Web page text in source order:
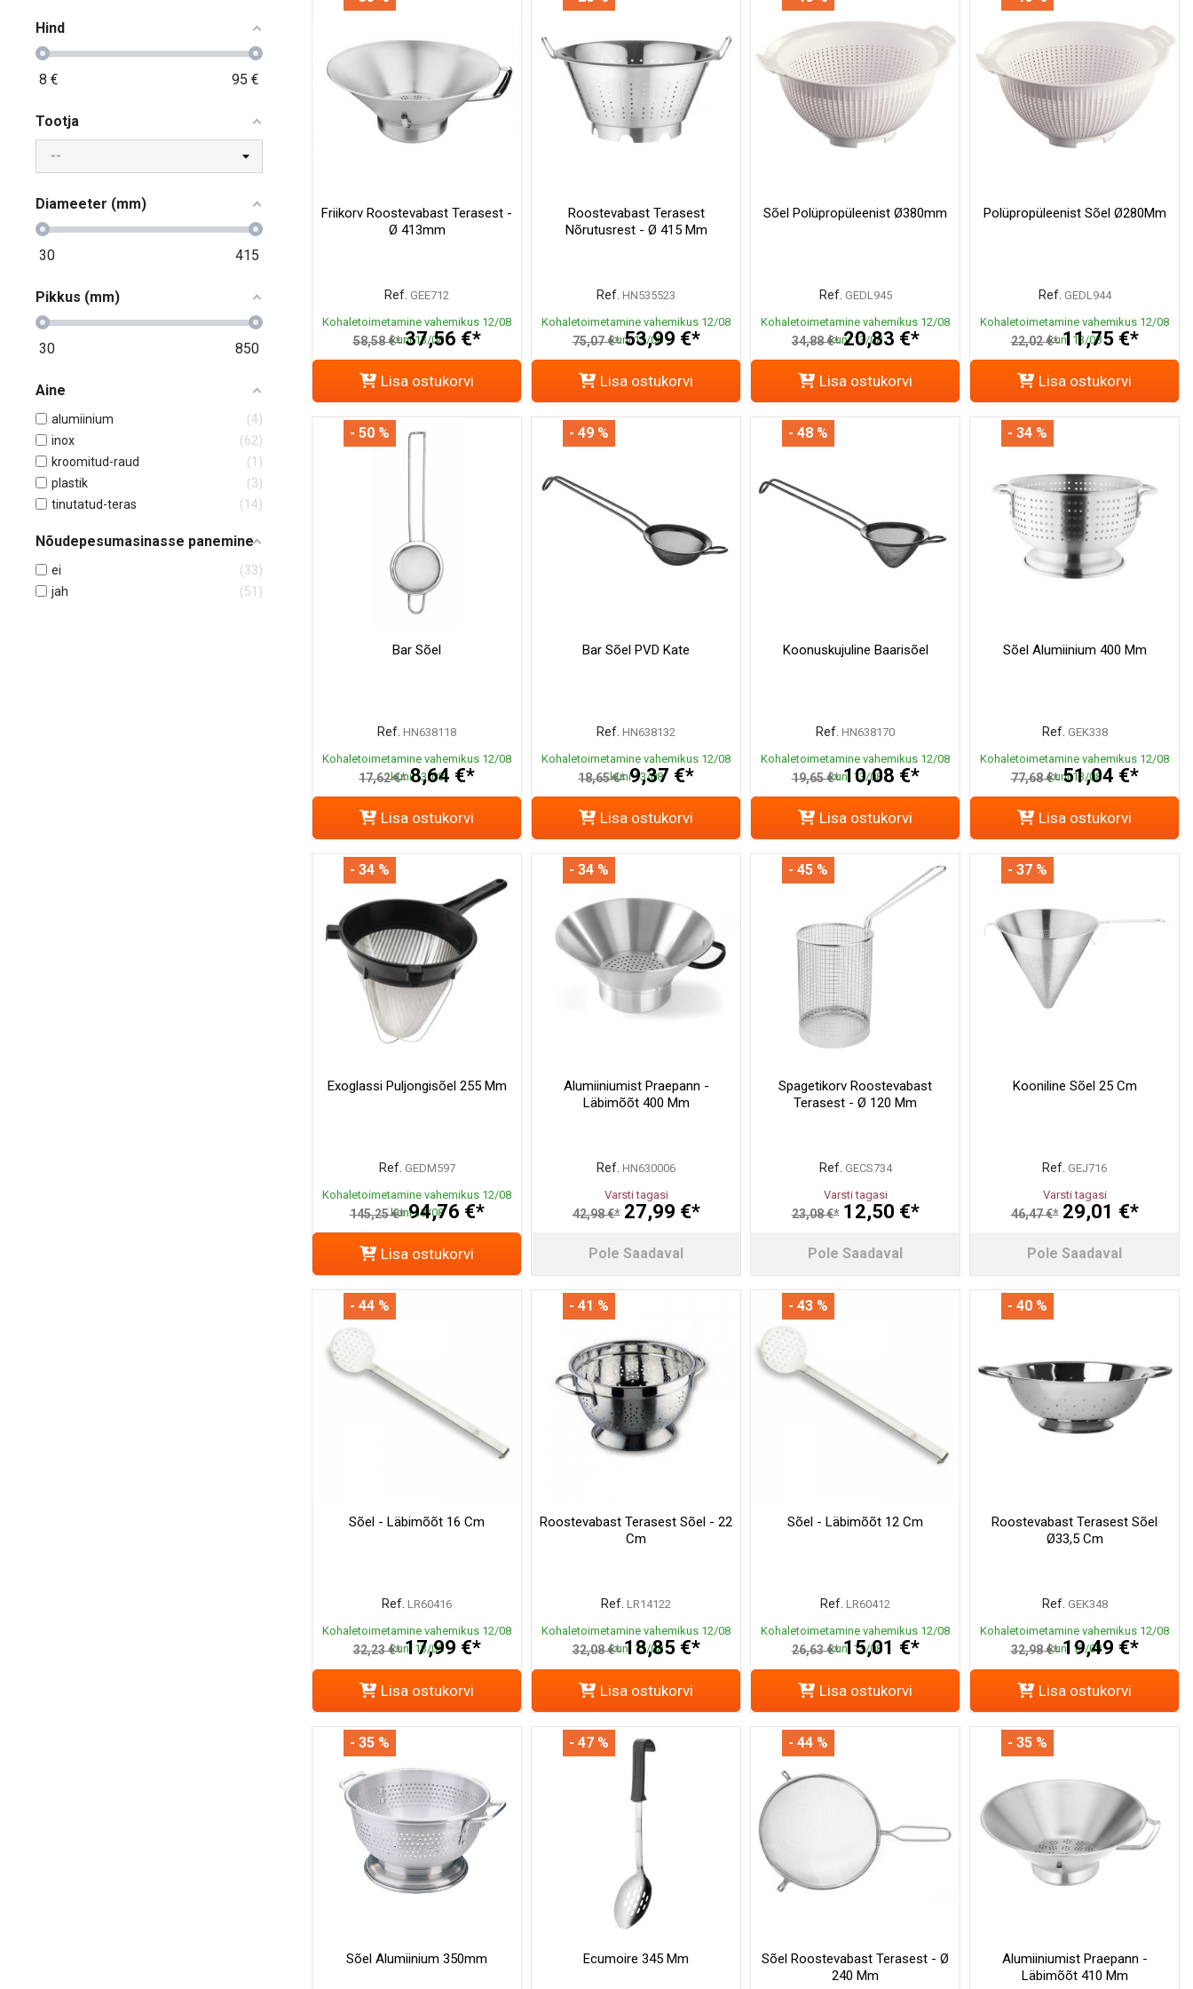
Hind
8 € 95 €
Tootja
Diameeter (mm)
30 415
Pikkus (mm)
30 850
Aine
alumiinium
4
inox
62
kroomitud-raud
1
plastik
3
tinutatud-teras
14
Nõudepesumasinasse panemine
ei
33
jah
51
Friikorv Roostevabast Terasest -
Ø 413mm
Ref. GEE712
Kohaletoimetamine vahemikus 12/08
kuni 13/08
58,58 €* 37,56 €*
Lisa ostukorvi
Roostevabast Terasest
Nõrutusrest - Ø 415 Mm
Ref. HN535523
Kohaletoimetamine vahemikus 12/08
kuni 13/08
75,07 €* 53,99 €*
Lisa ostukorvi
Sõel Polüpropüleenist Ø380mm
Ref. GEDL945
Kohaletoimetamine vahemikus 12/08
kuni 13/08
34,88 €* 20,83 €*
Lisa ostukorvi
Polüpropüleenist Sõel Ø280Mm
Ref. GEDL944
Kohaletoimetamine vahemikus 12/08
kuni 13/08
22,02 €* 11,75 €*
Lisa ostukorvi
Bar Sõel
Ref. HN638118
Kohaletoimetamine vahemikus 12/08
kuni 13/08
17,62 €* 8,64 €*
- 50 %
Lisa ostukorvi
Bar Sõel PVD Kate
Ref. HN638132
Kohaletoimetamine vahemikus 12/08
kuni 13/08
18,65 €* 9,37 €*
- 49 %
Lisa ostukorvi
Koonuskujuline Baarisõel
Ref. HN638170
Kohaletoimetamine vahemikus 12/08
kuni 13/08
19,65 €* 10,08 €*
- 48 %
Lisa ostukorvi
Sõel Alumiinium 400 Mm
Ref. GEK338
Kohaletoimetamine vahemikus 12/08
kuni 13/08
77,68 €* 51,04 €*
- 34 %
Lisa ostukorvi
Exoglassi Puljongisõel 255 Mm
Ref. GEDM597
Kohaletoimetamine vahemikus 12/08
kuni 13/08
145,25 €* 94,76 €*
- 34 %
Lisa ostukorvi
Alumiiniumist Praepann -
Läbimõõt 400 Mm
Ref. HN630006
Varsti tagasi
42,98 €* 27,99 €*
- 34 %
Pole Saadaval
Spagetikorv Roostevabast
Terasest - Ø 120 Mm
Ref. GECS734
Varsti tagasi
23,08 €* 12,50 €*
- 45 %
Pole Saadaval
Kooniline Sõel 25 Cm
Ref. GEJ716
Varsti tagasi
46,47 €* 29,01 €*
- 37 %
Pole Saadaval
Sõel - Läbimõõt 16 Cm
Ref. LR60416
Kohaletoimetamine vahemikus 12/08
kuni 13/08
32,23 €* 17,99 €*
- 44 %
Lisa ostukorvi
Roostevabast Terasest Sõel - 22
Cm
Ref. LR14122
Kohaletoimetamine vahemikus 12/08
kuni 13/08
32,08 €* 18,85 €*
- 41 %
Lisa ostukorvi
Sõel - Läbimõõt 12 Cm
Ref. LR60412
Kohaletoimetamine vahemikus 12/08
kuni 13/08
26,63 €* 15,01 €*
- 43 %
Lisa ostukorvi
Roostevabast Terasest Sõel
Ø33,5 Cm
Ref. GEK348
Kohaletoimetamine vahemikus 12/08
kuni 13/08
32,98 €* 19,49 €*
- 40 %
Lisa ostukorvi
Sõel Alumiinium 350mm
- 35 %
Ecumoire 345 Mm
- 47 %
Sõel Roostevabast Terasest - Ø
240 Mm
- 44 %
Alumiiniumist Praepann -
Läbimõõt 410 Mm
- 35 %